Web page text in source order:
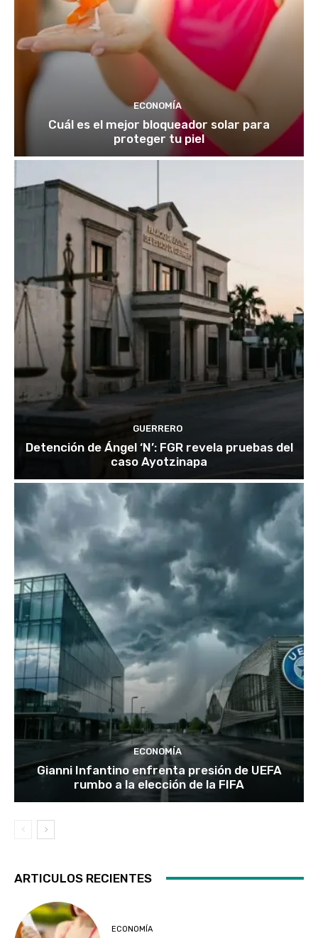
ECONOMÍA
Cuál es el mejor bloqueador solar para
proteger tu piel
GUERRERO
Detención de Ángel ‘N’: FGR revela pruebas del
caso Ayotzinapa
ECONOMÍA
Gianni Infantino enfrenta presión de UEFA
rumbo a la elección de la FIFA
ARTICULOS RECIENTES
ECONOMÍA